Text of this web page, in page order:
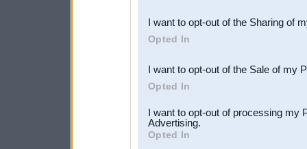
Downstream Participants
third parties.
I want to opt-out of the Sharing of
Opted In
I want to opt-out of the Sale of my
Opted In
I want to opt-out of processing my
Advertising.
Opted In